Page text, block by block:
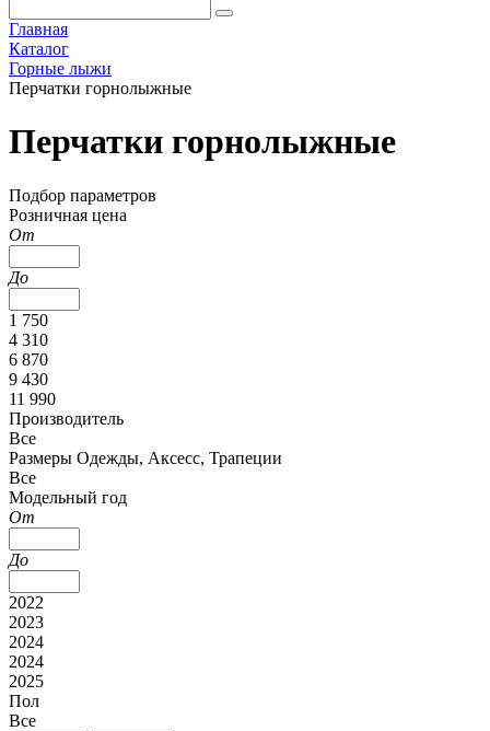
Главная
Каталог
Горные лыжи
Перчатки горнолыжные
Перчатки горнолыжные
Подбор параметров
Розничная цена
От
До
1 750
4 310
6 870
9 430
11 990
Производитель
Все
Размеры Одежды, Аксесс, Трапеции
Все
Модельный год
От
До
2022
2023
2024
2024
2025
Пол
Все